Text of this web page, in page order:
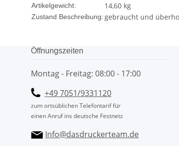
Artikelgewicht: 14,60 kg
Zustand Beschreibung:gebraucht und
Öffnungszeiten
Montag - Freitag: 08:00 - 17:00
+49 7051/9331120
zum ortsüblichen Telefontarif für
einen Anruf ins deutsche Festnetz
Info@dasdruckerteam.de